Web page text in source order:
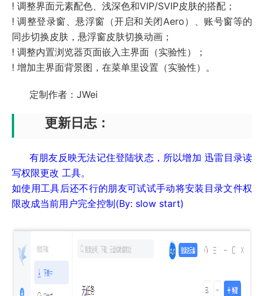
! 调整界面元素配色、浅深色和VIP/SVIP皮肤的搭配；
! 调整登录窗、悬浮窗（开启和关闭Aero）、账号窗等的
同步切换皮肤，悬浮窗皮肤切换动画；
! 调整内置浏览器页面嵌入主界面（实验性）；
! 增加主界面背景图，在菜单里设置（实验性）。
定制作者：JWei
更新日志：
有朋友反映无法记住登陆状态，所以增加 迅雷目录读
写权限更改 工具。
如使用工具后还不行的朋友可试试手动将安装目录文件权
限改成当前用户完全控制(By: slow start)